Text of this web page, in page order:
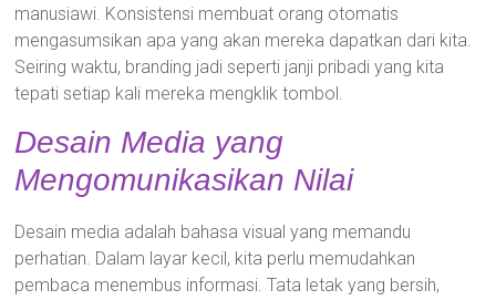
manusiawi. Konsistensi membuat orang otomatis
mengasumsikan apa yang akan mereka dapatkan dari kita.
Seiring waktu, branding jadi seperti janji pribadi yang kita
tepati setiap kali mereka mengklik tombol.
Desain Media yang
Mengomunikasikan Nilai
Desain media adalah bahasa visual yang memandu
perhatian. Dalam layar kecil, kita perlu memudahkan
pembaca menembus informasi. Tata letak yang bersih,